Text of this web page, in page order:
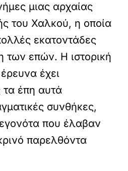
μιας αρχαίας
του Χαλκού, η οποία
εκατοντάδες
των επών. Η ιστορική
έχει
τα έπη αυτά
συνθήκες,
που έλαβαν
παρελθόντα